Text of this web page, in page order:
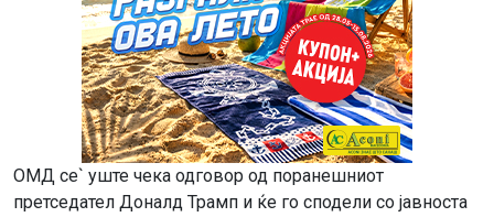
ОМД се` уште чека одговор од поранешниот
претседател Доналд Трамп и ќе го сподели со јавноста